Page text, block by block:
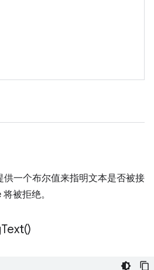
一个布尔值来指明文本是否被接
被拒绝。
Text()